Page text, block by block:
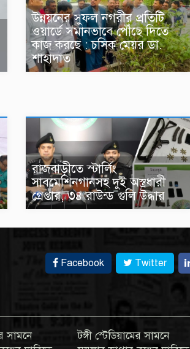
উন্নয়নের সুফল নগরীর প্রতিটি
ওয়ার্ডে সমানভাবে পৌঁছে দিতে
কাজ করছে : চসিক মেয়র ডা.
শাহাদাত
রাজবাড়ীতে স্টার্লিং
সাবমেশিনগানসহ দুই অস্ত্রধারী
গ্রেপ্তার, ৩৪ রাউন্ড গুলি উদ্ধার
Facebook Twitter
সামনে
টঙ্গী স্টেডিয়ামের সামনে